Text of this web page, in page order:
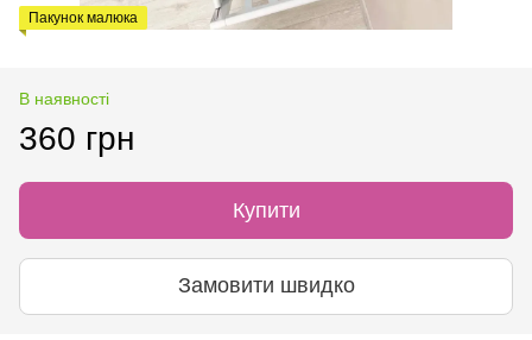
Пакунок малюка
В наявності
360 грн
Купити
Замовити швидко